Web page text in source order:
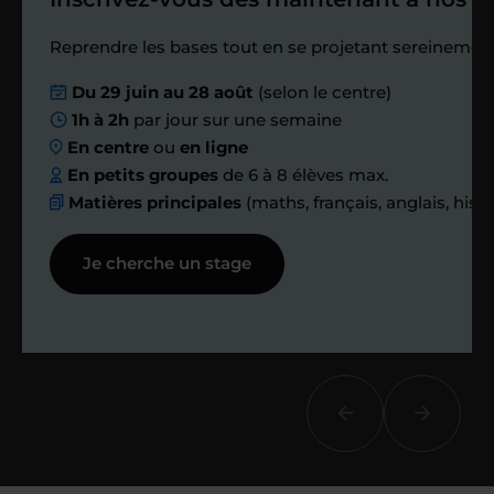
Étape 4
Nous planifions
ensemble des
échanges réguliers
Afin de suivre le travail et les progrès
réalisés, votre enseignant et moi-
même vous proposons des points et
Reprendre les bases tout en se projetant
Du 29 juin au 28 août (selon le centre)
1h à 2h par jour sur une semaine
En centre ouen ligne
En petits groupes de 6 à 8 élèves max.
Matières principales (maths, français, anglais,
Je cherche un stage